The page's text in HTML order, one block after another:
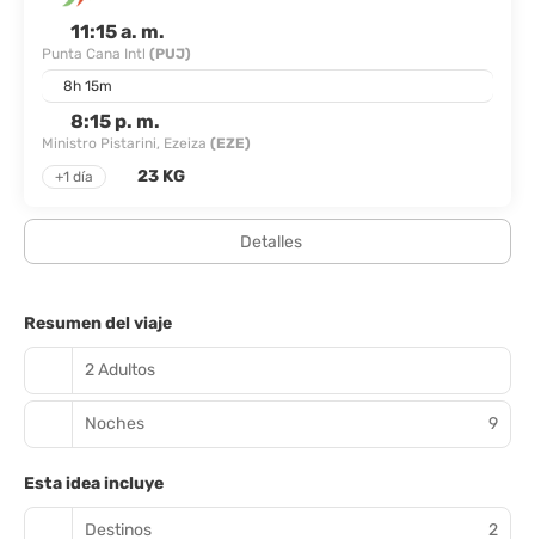
11:15 a. m.
Punta Cana Intl (PUJ)
8h 15m
8:15 p. m.
Ministro Pistarini, Ezeiza (EZE)
+1 día
23 KG
Detalles
Resumen del viaje
2 Adultos
Noches 9
Esta idea incluye
Destinos 2